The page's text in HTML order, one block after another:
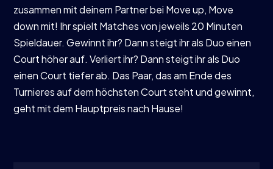
zusammen mit deinem Partner bei Move up, Move
down mit! Ihr spielt Matches von jeweils 20 Minuten
Spieldauer. Gewinnt ihr? Dann steigt ihr als Duo einen
Court höher auf. Verliert ihr? Dann steigt ihr als Duo
einen Court tiefer ab. Das Paar, das am Ende des
Turnieres auf dem höchsten Court steht und gewinnt,
geht mit dem Hauptpreis nach Hause!